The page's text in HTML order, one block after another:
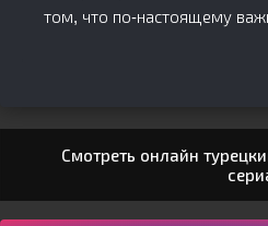
том, что по-настоящему
Смотреть онлайн